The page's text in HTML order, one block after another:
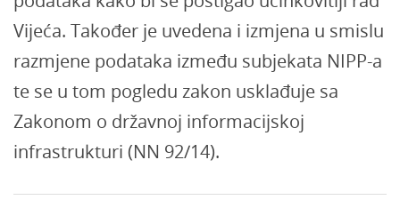
Vijeća. Također je uvedena i izmjena u smislu
razmjene podataka između subjekata NIPP-a
te se u tom pogledu zakon usklađuje sa
Zakonom o državnoj informacijskoj
infrastrukturi (NN 92/14).